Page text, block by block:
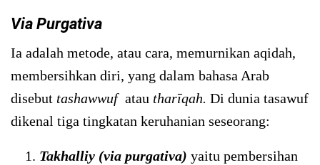
Via Purgativa
Ia adalah metode, atau cara, memurnikan aqidah,
membersihkan diri, yang dalam bahasa Arab
disebut tashawwuf atau tharīqah. Di dunia tasawuf
dikenal tiga tingkatan keruhanian seseorang:
Takhalliy (via purgativa) yaitu pembersihan